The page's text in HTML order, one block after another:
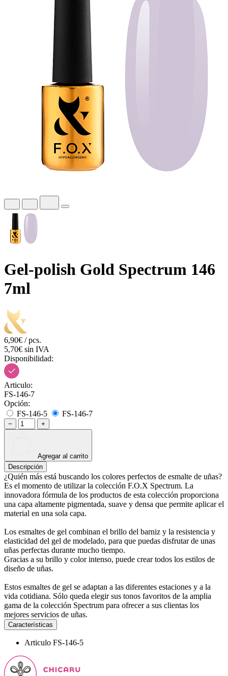
Gel-polish Gold Spectrum 146
7ml
6,90€ / pcs.
5,70€ sin IVA
Disponibilidad:
Articulo:
FS-146-7
Opción:
FS-146-5
FS-146-7
− +
Agregar al carrito
Descripción
¿Quién más está buscando los colores perfectos de esmalte de uñas?
Es el momento de utilizar la colección F.O.X Spectrum. La
innovadora fórmula de los productos de esta colección proporciona
una capa altamente pigmentada, suave y densa que permite aplicar el
material en una sola capa.
Los esmaltes de gel combinan el brillo del barniz y la resistencia y
elasticidad del gel de modelado, para que puedas disfrutar de unas
uñas perfectas durante mucho tiempo.
Gracias a su brillo y color intenso, puede crear todos los estilos de
diseño de uñas.
Estos esmaltes de gel se adaptan a las diferentes estaciones y a la
vida cotidiana. Sólo queda elegir sus tonos favoritos de la amplia
gama de la colección Spectrum para ofrecer a sus clientas los
mejores servicios de uñas.
Características
Articulo FS-146-5